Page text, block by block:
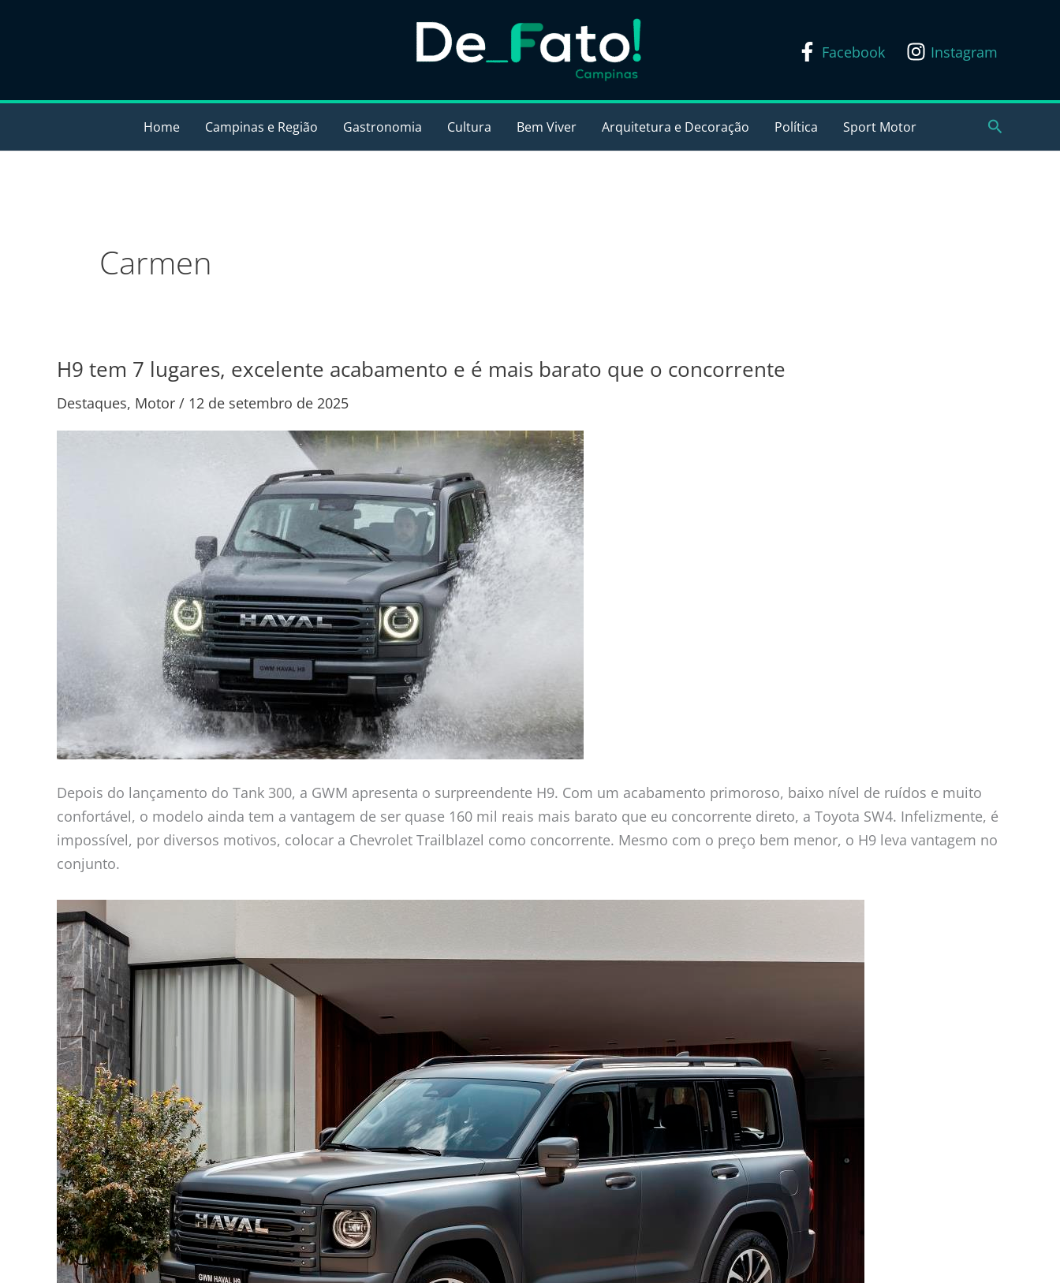
Facebook Instagram
Home Campinas e Região Gastronomia Cultura Bem Viver Arquitetura e Decoração Política Sport Motor Pesquisar
Carmen
H9 tem 7 lugares, excelente acabamento e é mais barato que o concorrente
Destaques, Motor / 12 de setembro de 2025
Depois do lançamento do Tank 300, a GWM apresenta o surpreendente H9. Com um acabamento primoroso, baixo nível de ruídos e muito
confortável, o modelo ainda tem a vantagem de ser quase 160 mil reais mais barato que eu concorrente direto, a Toyota SW4. Infelizmente, é
impossível, por diversos motivos, colocar a Chevrolet Trailblazel como concorrente. Mesmo com o preço bem menor, o H9 leva vantagem no
conjunto.
H9
7